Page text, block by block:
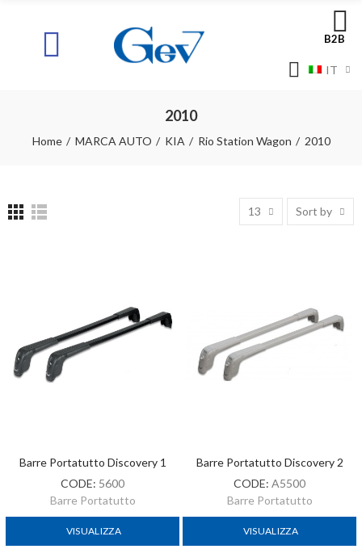
B2B
IT
2010
Home MARCA AUTO KIA Rio Station Wagon 2010
13 Sort by
Barre Portatutto Discovery 1
CODE: 5600
Barre Portatutto
VISUALIZZA
Barre Portatutto Discovery 2
CODE: A5500
Barre Portatutto
VISUALIZZA